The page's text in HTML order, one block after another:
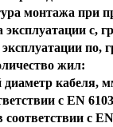
монтажа при
эксплуатации с,
по,
жил:
кабеля,
с EN
с